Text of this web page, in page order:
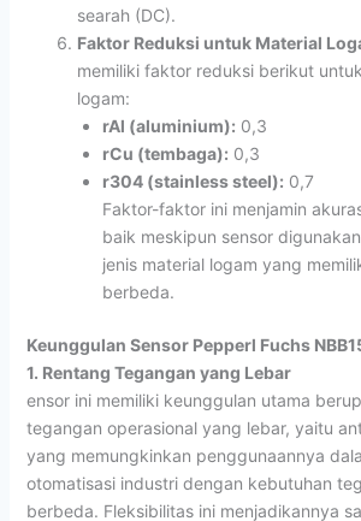
searah (DC).
Faktor Reduksi untuk Material
memiliki faktor reduksi berikut
logam:
rAl (aluminium): 0,3
rCu (tembaga): 0,3
r304 (stainless steel): 0,7
Faktor-faktor ini menjamin
baik meskipun sensor
jenis material logam yang
berbeda.
Keunggulan Sensor Pepperl Fuchs
1. Rentang Tegangan yang Lebar
ensor ini memiliki keunggulan utama
tegangan operasional yang lebar, yaitu
yang memungkinkan penggunaannya
otomatisasi industri dengan kebutuhan
berbeda. Fleksibilitas ini menjadikannya